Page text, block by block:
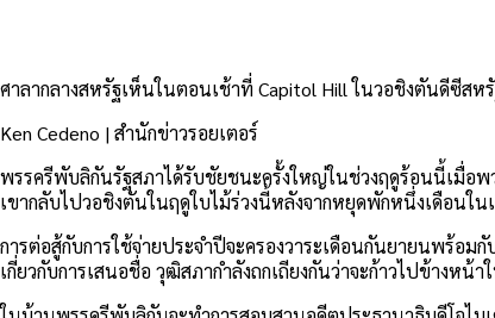
ศาลากลางสหรัฐเห็นในตอนเช้าที่ Capitol Hill ในวอชิงตันดีซีสห
Ken Cedeno | สำนักข่าวรอยเตอร์
พรรครีพับลิกันรัฐสภาได้รับชัยชนะครั้งใหญ่ในช่วงฤดูร้อนนี้เมื่อพ
เขากลับไปวอชิงตันในฤดูใบไม้ร่วงนี้หลังจากหยุดพักหนึ่งเดือนใ
การต่อสู้กับการใช้จ่ายประจำปีจะครองวาระเดือนกันยายนพร้อ
เกี่ยวกับการเสนอชื่อ วุฒิสภากำลังถกเถียงกันว่าจะก้าวไปข้าง